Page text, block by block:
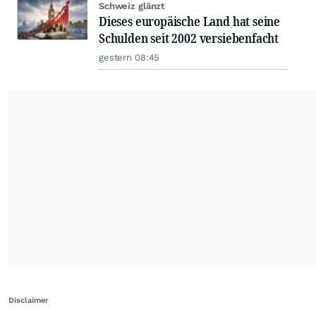
Schweiz glänzt
Dieses europäische Land hat seine
Schulden seit 2002 versiebenfacht
gestern 08:45
Disclaimer